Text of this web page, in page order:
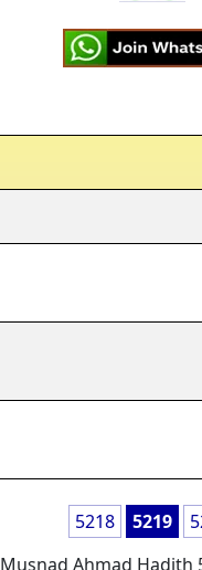
5218 5219
Musnad Ahmad Hadith